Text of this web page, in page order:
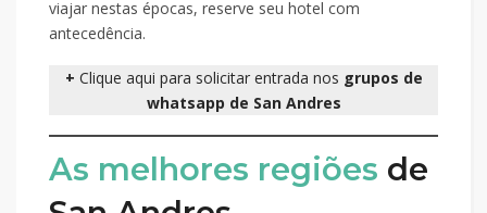
viajar nestas épocas, reserve seu hotel com
antecedência.
+ Clique aqui para solicitar entrada nos grupos de
whatsapp de San Andres
As melhores regiões de